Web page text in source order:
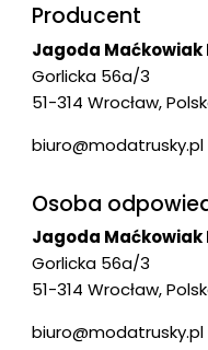
Producent
Jagoda
Gorlicka 56a/3
51-314 Wrocław,
biuro@modatrusky.pl
Osoba
Jagoda
Gorlicka 56a/3
51-314 Wrocław,
biuro@modatrusky.pl